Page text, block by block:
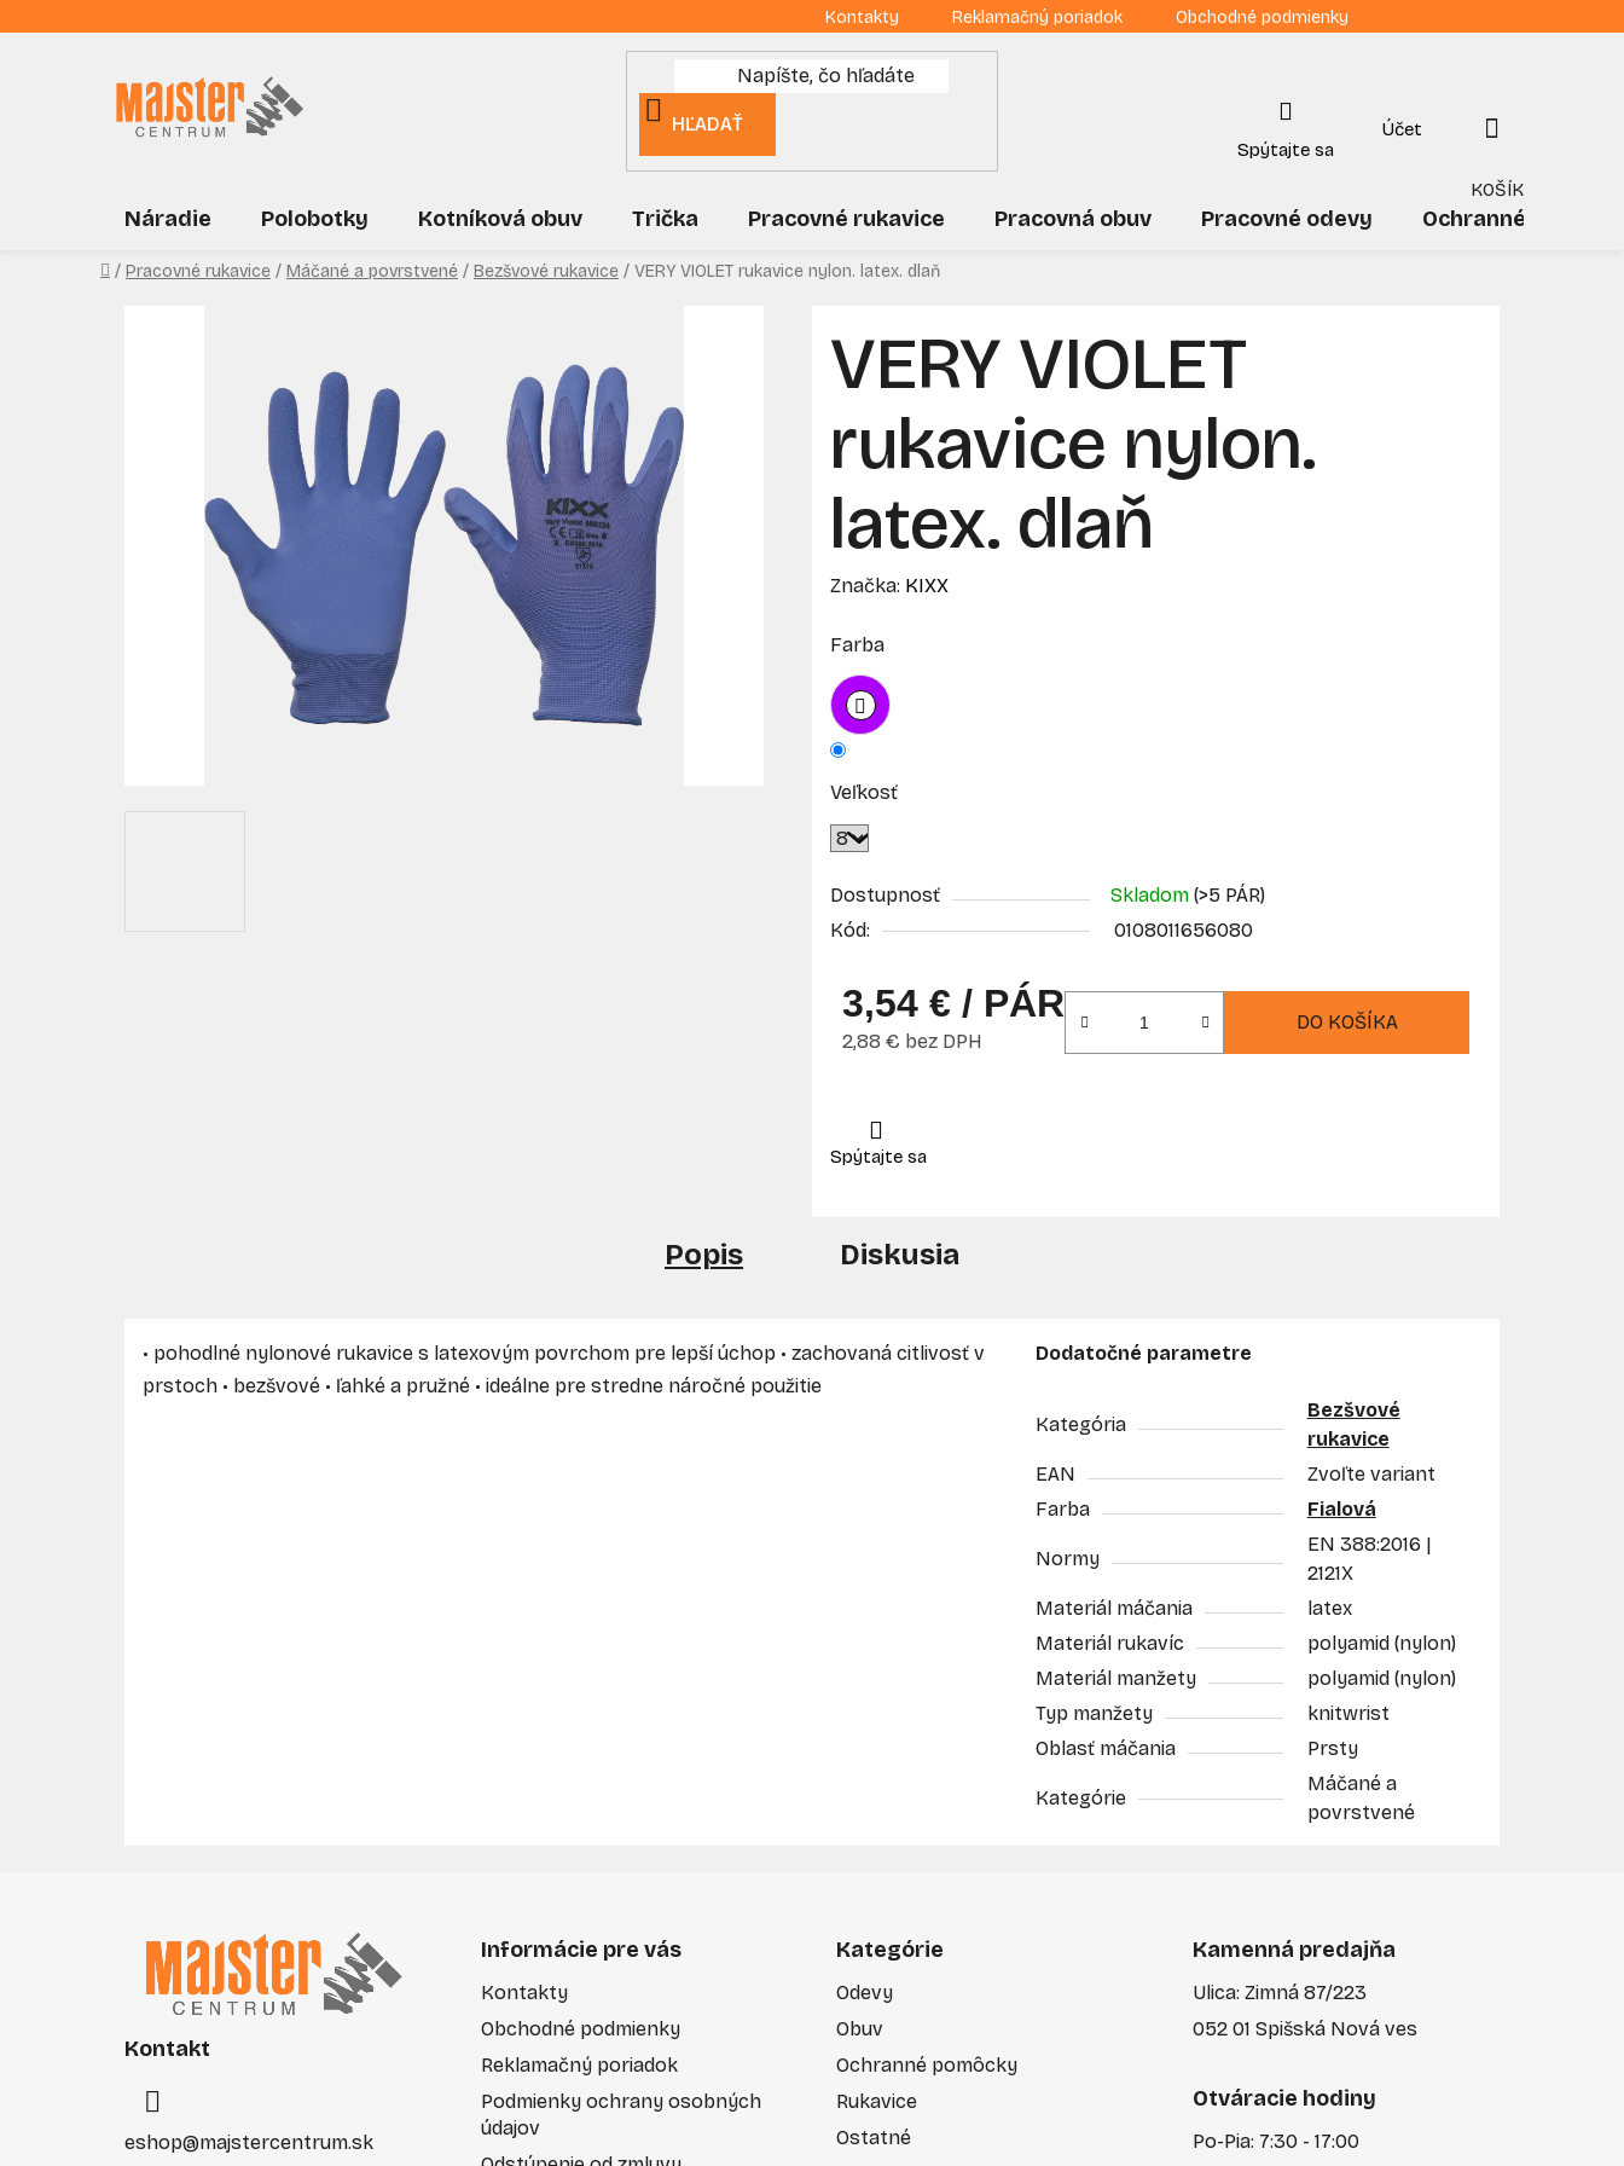
na
Kontakty Reklamačný poriadok Obchodné podmienky
HĽADAŤ
NÁKUPNÝ
KOŠÍK
Náradie Polobotky Kotníková obuv Trička Pracovné rukavice Pracovná obuv Pracovné odevy Ochranné
Domov
/ Pracovné rukavice / Máčané a povrstvené / Bezšvové rukavice / VERY VIOLET rukavice nylon. latex. dlaň
VERY VIOLET
rukavice nylon.
latex. dlaň
Značka: KIXX
Farba
Veľkosť
Dostupnosť Skladom (>5 PÁR)
Kód:
0108011656080
3,54 € / PÁR
2,88 € bez DPH
DO KOŠÍKA
Popis Diskusia
• pohodlné nylonové rukavice s latexovým povrchom pre lepší úchop • zachovaná citlivosť v
prstoch • bezšvové • ľahké a pružné • ideálne pre stredne náročné použitie
Dodatočné parametre
Kategória
Bezšvové
rukavice
EAN
Zvoľte variant
Farba
Fialová
Normy
EN 388:2016 |
2121X
Materiál máčania
latex
Materiál rukavíc
polyamid (nylon)
Materiál manžety
polyamid (nylon)
Typ manžety
knitwrist
Oblasť máčania
Prsty
Kategórie
Máčané a
povrstvené
Kontakt
eshop@majstercentrum.sk
Informácie pre vás
Kontakty
Obchodné podmienky
Reklamačný poriadok
Podmienky ochrany osobných
údajov
Kategórie
Odevy
Obuv
Ochranné pomôcky
Rukavice
Ostatné
Kamenná predajňa
Ulica: Zimná 87/223
052 01 Spišská Nová ves
Otváracie hodiny
Po-Pia: 7:30 - 17:00